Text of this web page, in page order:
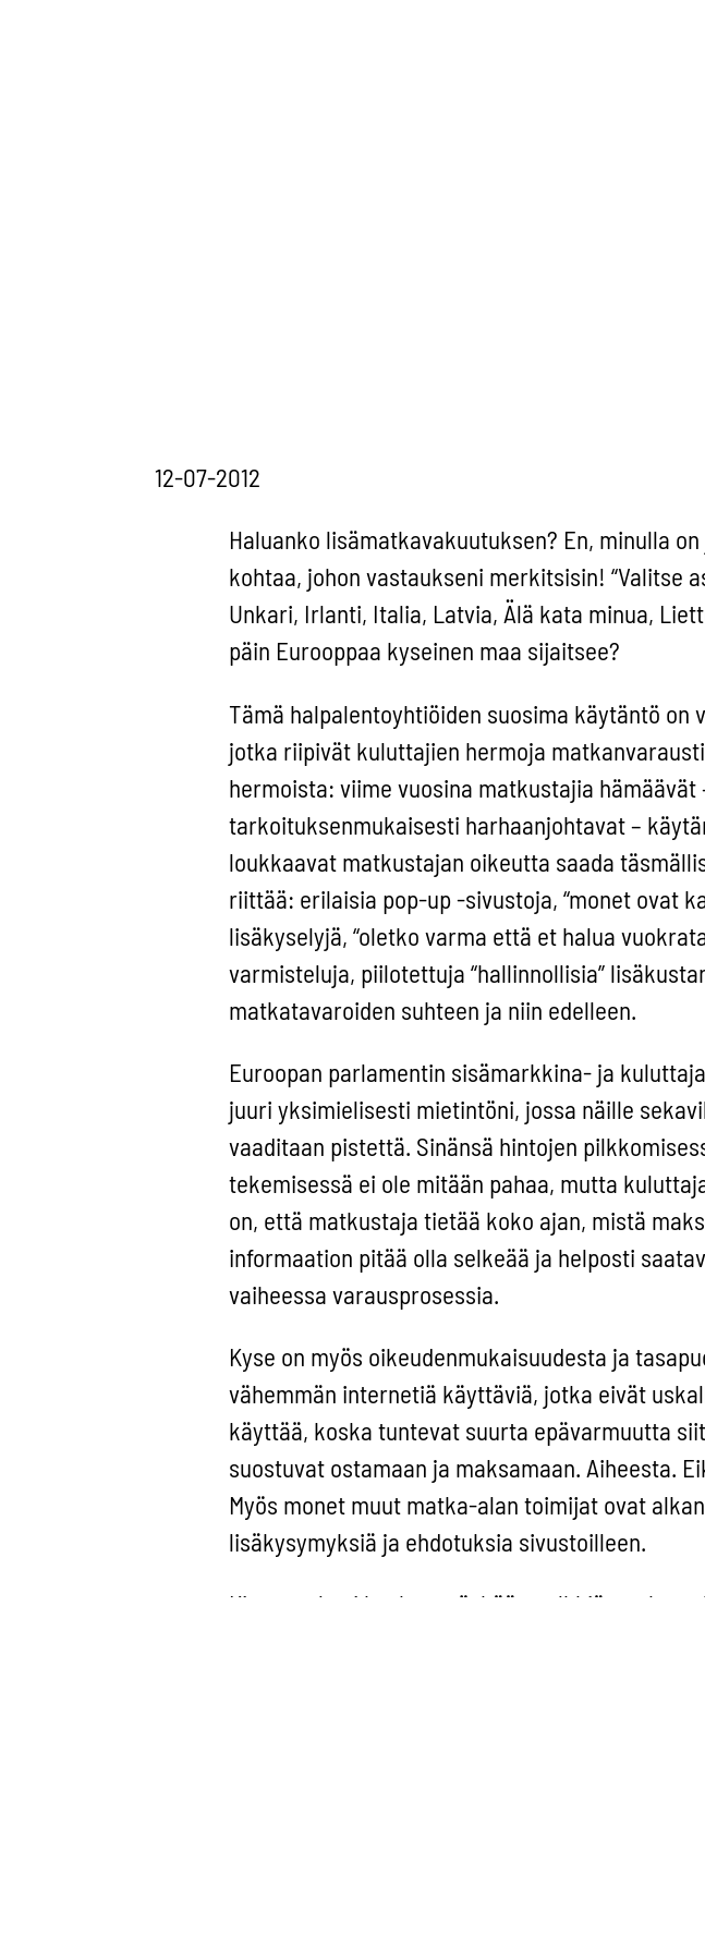
12-07-2012
Haluanko lisämatkavakuutuksen? En, minulla
kohtaa, johon vastaukseni merkitsisin! “Valitse
Unkari, Irlanti, Italia, Latvia, Älä kata minua,
päin Eurooppaa kyseinen maa sijaitsee?
Tämä halpalentoyhtiöiden suosima käytäntö
jotka riipivät kuluttajien hermoja
hermoista: viime vuosina matkustajia hämäävät
tarkoituksenmukaisesti harhaanjohtavat –
loukkaavat matkustajan oikeutta saada
riittää: erilaisia pop-up -sivustoja, “monet ovat
lisäkyselyjä, “oletko varma että et halua
varmisteluja, piilotettuja “hallinnollisia”
matkatavaroiden suhteen ja niin edelleen.
Euroopan parlamentin sisämarkkina- ja
juuri yksimielisesti mietintöni, jossa näille
vaaditaan pistettä. Sinänsä hintojen
tekemisessä ei ole mitään pahaa, mutta
on, että matkustaja tietää koko ajan, mistä
informaation pitää olla selkeää ja helposti
vaiheessa varausprosessia.
Kyse on myös oikeudenmukaisuudesta ja
vähemmän internetiä käyttäviä, jotka eivät
käyttää, koska tuntevat suurta epävarmuutta
suostuvat ostamaan ja maksamaan. Aiheesta.
Myös monet muut matka-alan toimijat ovat
lisäkysymyksiä ja ehdotuksia sivustoilleen.
Kiemurtelu ei koske myöskään pelkkiä